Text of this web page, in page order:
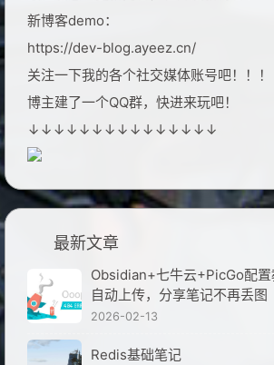
新博客demo：
https://dev-blog.ayeez.cn/
关注一下我的各个社交媒体账号吧！！
博主建了一个QQ群，快进来玩吧！
↓↓↓↓↓↓↓↓↓↓↓↓↓↓↓
最新文章
Obsidian+七牛云+PicGo配置
自动上传，分享笔记不再丢图
2026-02-13
Redis基础笔记